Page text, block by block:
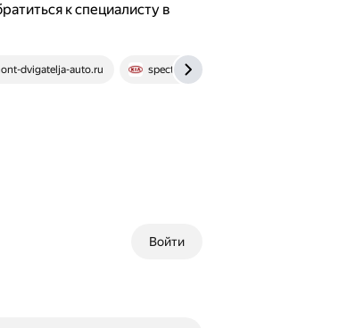
к специалисту в
dvigatelja-auto.ru spectra-forum.ru
Войти